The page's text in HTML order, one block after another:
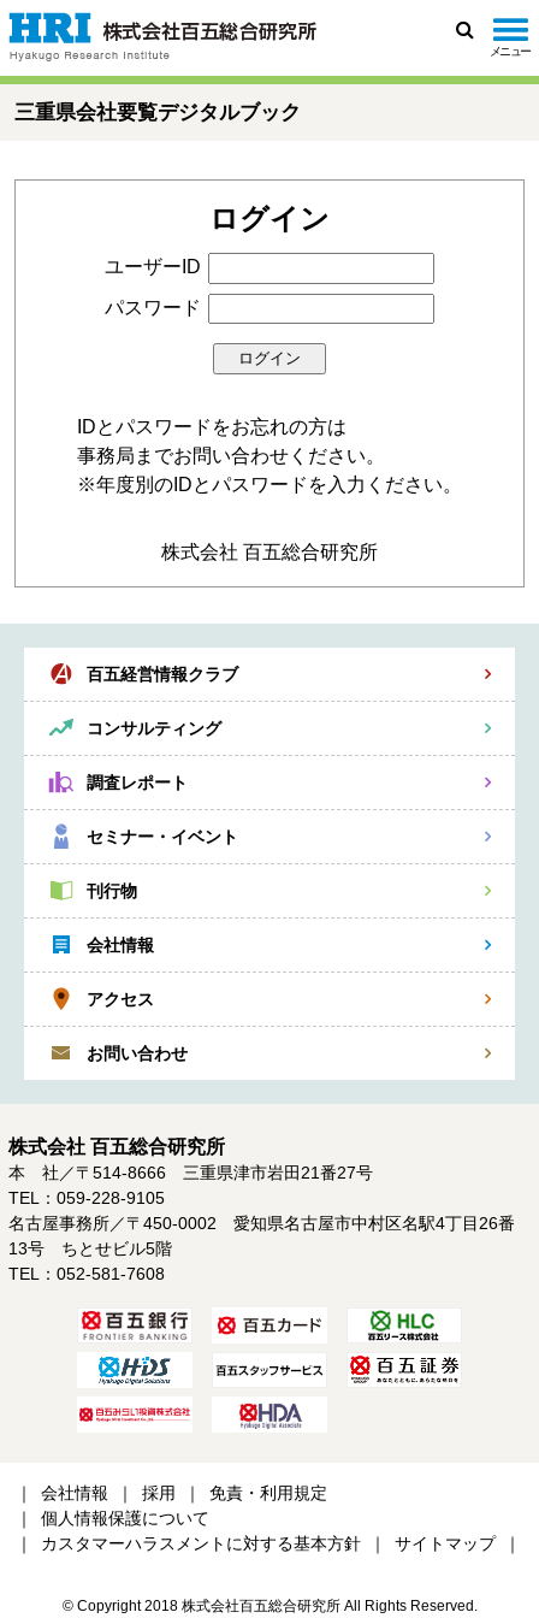
索
メニュー
三重県会社要覧デジタルブック
ログイン
ユーザーID
パスワード
IDとパスワードをお忘れの方は
事務局までお問い合わせください。
※年度別のIDとパスワードを入力ください。
株式会社 百五総合研究所
百五経営情報クラブ
コンサルティング
調査レポート
セミナー・イベント
刊行物
会社情報
アクセス
お問い合わせ
株式会社 百五総合研究所
本 社／〒514-8666 三重県津市岩田21番27号
TEL：059-228-9105
名古屋事務所／〒450-0002 愛知県名古屋市中村区名駅4丁目26番
13号 ちとせビル5階
TEL：052-581-7608
会社情報 採用
免責・利用規定
個人情報保護について
カスタマーハラスメントに対する基本方針
サイトマップ
© Copyright 2018 株式会社百五総合研究所 All Rights Reserved.